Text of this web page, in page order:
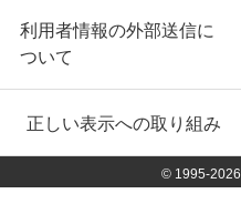
利用者情報の外部送信に
ついて
正しい表示への取り組み
© 1995-2026